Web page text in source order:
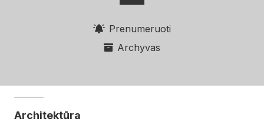
Prenumeruoti
Archyvas
Architektūra